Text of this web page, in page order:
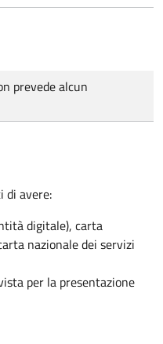
prevede alcun
di avere:
digitale), carta
nazionale dei servizi
per la presentazione